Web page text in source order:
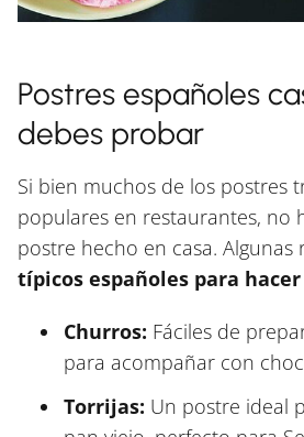
Postres españoles
debes probar
Si bien muchos de los postres
populares en restaurantes, no
postre hecho en casa. Algunas
típicos españoles para hacer
Churros: Fáciles de
para acompañar con
Torrijas: Un postre ideal